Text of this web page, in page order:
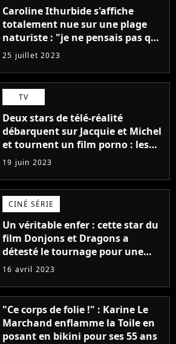
Caroline Ithurbide s'affiche
totalement nue sur une plage
naturiste : "je ne pensais pas que
j'arriverais à le faire..."
25 juillet 2023
TV
Deux stars de télé-réalité
débarquent sur Jacquie et Michel
et tournent un film porno : les
premières images du tournage
(exclu)
19 juin 2023
CINÉ SÉRIE
Un véritable enfer : cette star du
film Donjons et Dragons a
détesté le tournage pour une
raison très spéciale
16 avril 2023
"Ce corps de folie !" : Karine Le
Marchand enflamme la Toile en
posant en bikini pour ses 55 ans